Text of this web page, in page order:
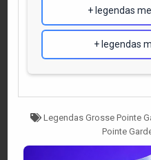
+ legendas
+ legendas
Tagged
Legendas Grosse Pointe
Pointe